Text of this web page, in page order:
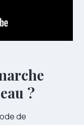
?
de